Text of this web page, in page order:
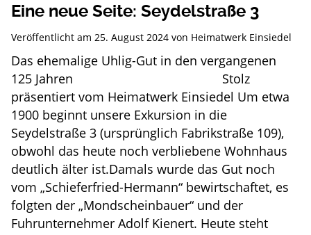
Eine neue Seite: Seydelstraße 3
Veröffentlicht am 25. August 2024von Heimatwerk Einsiedel
Das ehemalige Uhlig-Gut in den vergangenen
125 Jahren Stolz
präsentiert vom Heimatwerk Einsiedel Um etwa
1900 beginnt unsere Exkursion in die
Seydelstraße 3 (ursprünglich Fabrikstraße 109),
obwohl das heute noch verbliebene Wohnhaus
deutlich älter ist.Damals wurde das Gut noch
vom „Schieferfried-Hermann“ bewirtschaftet, es
folgten der „Mondscheinbauer“ und der
Fuhrunternehmer Adolf Kienert. Heute steht